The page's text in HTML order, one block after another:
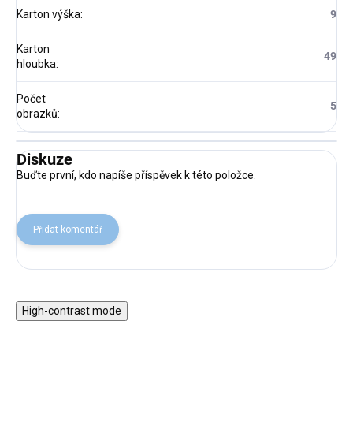
Karton výška: 9
Karton
hloubka:
49
Počet
obrazků:
5
Diskuze
Buďte první, kdo napíše příspěvek k této položce.
Přidat komentář
High-contrast mode